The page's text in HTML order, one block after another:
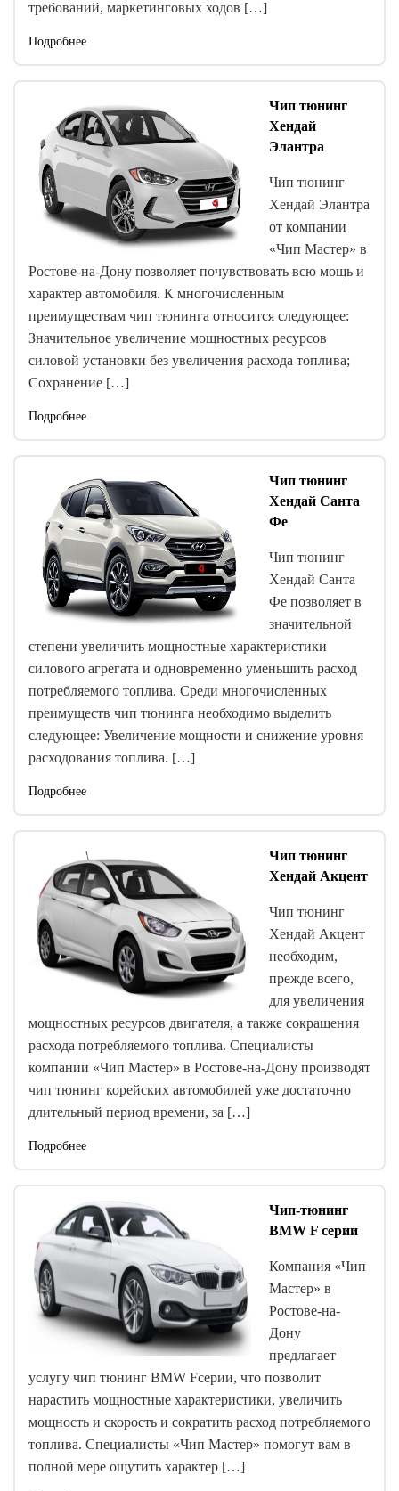
требований, маркетинговых ходов […]
Подробнее
Чип тюнинг
Хендай
Элантра
Чип тюнинг
Хендай Элантра
от компании
«Чип Мастер» в
Ростове-на-Дону позволяет почувствовать всю мощь и
характер автомобиля. К многочисленным
преимуществам чип тюнинга относится следующее:
Значительное увеличение мощностных ресурсов
силовой установки без увеличения расхода топлива;
Сохранение […]
Подробнее
Чип тюнинг
Хендай Санта
Фе
Чип тюнинг
Хендай Санта
Фе позволяет в
значительной
степени увеличить мощностные характеристики
силового агрегата и одновременно уменьшить расход
потребляемого топлива. Среди многочисленных
преимуществ чип тюнинга необходимо выделить
следующее: Увеличение мощности и снижение уровня
расходования топлива. […]
Подробнее
Чип тюнинг
Хендай Акцент
Чип тюнинг
Хендай Акцент
необходим,
прежде всего,
для увеличения
мощностных ресурсов двигателя, а также сокращения
расхода потребляемого топлива. Специалисты
компании «Чип Мастер» в Ростове-на-Дону производят
чип тюнинг корейских автомобилей уже достаточно
длительный период времени, за […]
Подробнее
Чип-тюнинг
BMW F серии
Компания «Чип
Мастер» в
Ростове-на-
Дону
предлагает
услугу чип тюнинг BMW Fсерии, что позволит
нарастить мощностные характеристики, увеличить
мощность и скорость и сократить расход потребляемого
топлива. Специалисты «Чип Мастер» помогут вам в
полной мере ощутить характер […]